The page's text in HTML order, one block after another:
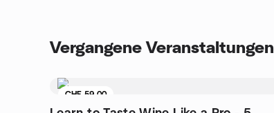
Vergangene Veranstaltungen
CHF 59.00